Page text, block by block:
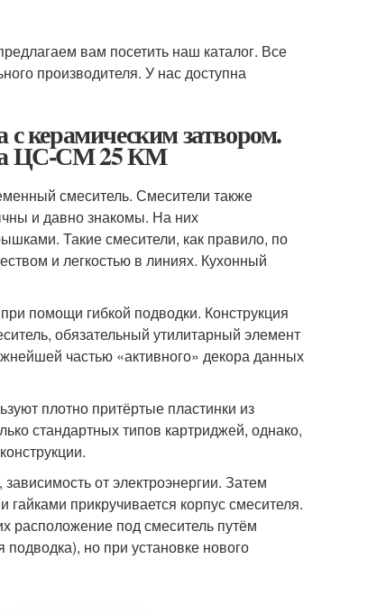
вам посетить наш каталог. Все
производителя. У нас доступна
керамическим затвором.
ЦС-СМ 25 КМ
смеситель. Смесители также
и давно знакомы. На них
Такие смесители, как правило, по
и легкостью в линиях. Кухонный
помощи гибкой подводки. Конструкция
обязательный утилитарный элемент
частью «активного» декора данных
плотно притёртые пластинки из
стандартных типов картриджей, однако,
от электроэнергии. Затем
прикручивается корпус смесителя.
расположение под смеситель путём
но при установке нового